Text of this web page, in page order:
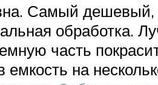
Самый дешевый,
часть
емкость на